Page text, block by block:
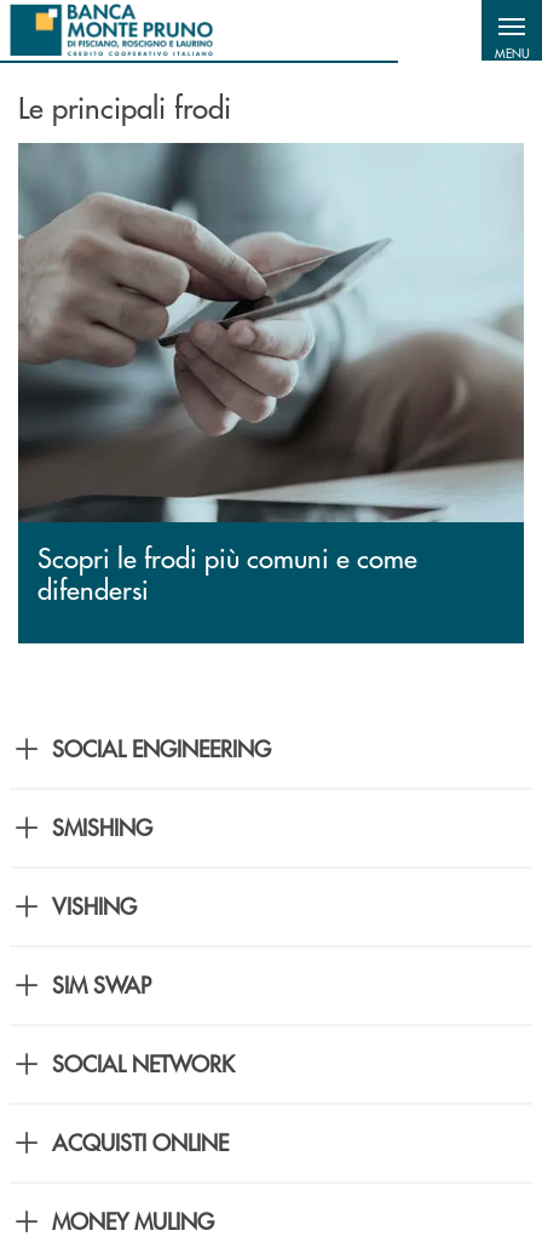
Salta al contenuto principale
MENU
Le principali frodi
Scopri le frodi più comuni e come
difendersi
SOCIAL ENGINEERING
SMISHING
VISHING
SIM SWAP
SOCIAL NETWORK
ACQUISTI ONLINE
MONEY MULING